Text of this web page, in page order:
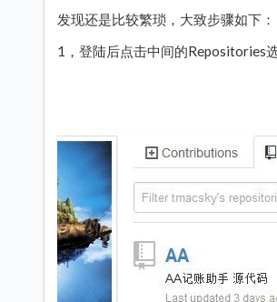
发现还是比较繁琐，大致步骤如下：
1，登陆后点击中间的Repositories